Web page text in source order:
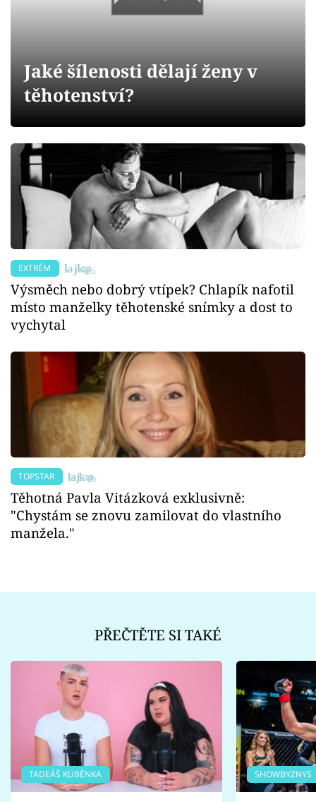
Sledujte prima+
Sledujte nás
Jaké šílenosti dělají ženy v
těhotenství?
EXTRÉM
Výsměch nebo dobrý vtípek? Chlapík nafotil
místo manželky těhotenské snímky a dost to
vychytal
TOPSTAR
Těhotná Pavla Vitázková exklusivně:
"Chystám se znovu zamilovat do vlastního
manžela."
PŘEČTĚTE SI TAKÉ
TADEÁŠ KUBĚNKA SHOWBYZNYS